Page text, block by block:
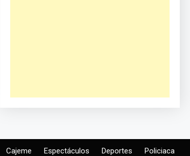
Cajeme Espectáculos Deportes Policiaca